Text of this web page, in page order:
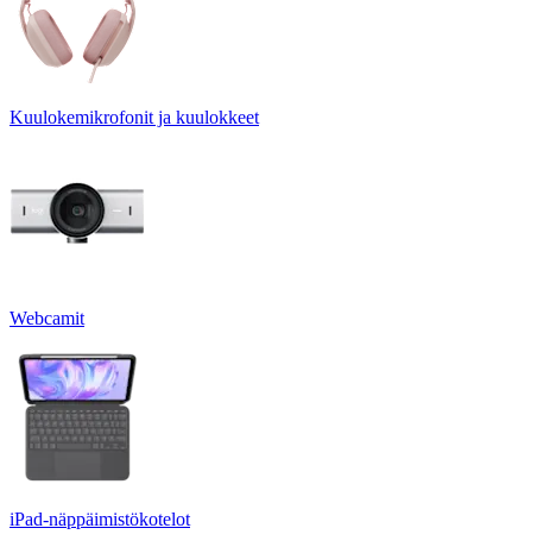
Kuulokemikrofonit ja kuulokkeet
Webcamit
iPad-näppäimistökotelot